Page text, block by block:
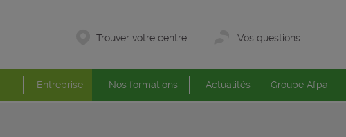
Trouver votre centre Vos questions
Entreprise Nos formations Actualités Groupe Afpa